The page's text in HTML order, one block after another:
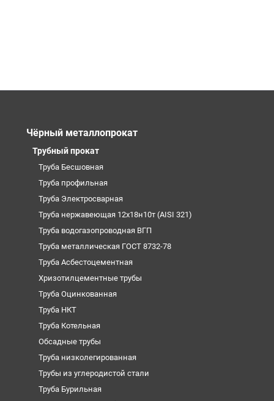
Чёрный металлопрокат
Трубный прокат
Труба Бесшовная
Труба профильная
Труба Электросварная
Труба нержавеющая 12х18н10т (AISI 321)
Труба водогазопроводная ВГП
Труба металлическая ГОСТ 8732-78
Труба Асбестоцементная
Хризотилцементные трубы
Труба Оцинкованная
Труба НКТ
Труба Котельная
Обсадные трубы
Труба низколегированная
Трубы из углеродистой стали
Труба Бурильная